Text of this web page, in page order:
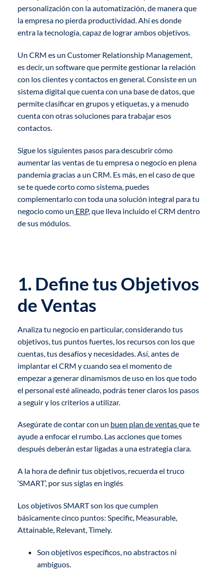
personalización con la automatización, de manera que
la empresa no pierda productividad. Ahí es donde
entra la tecnología, capaz de lograr ambos objetivos.
Un CRM es un Customer Relationship Management,
es decir, un software que permite gestionar la relación
con los clientes y contactos en general. Consiste en un
sistema digital que cuenta con una base de datos, que
permite clasificar en grupos y etiquetas, y a menudo
cuenta con otras soluciones para trabajar esos
contactos.
Sigue los siguientes pasos para descubrir cómo
aumentar las ventas de tu empresa o negocio en plena
pandemia gracias a un CRM. Es más, en el caso de que
se te quede corto como sistema, puedes
complementarlo con toda una solución integral para tu
negocio como un ERP, que lleva incluido el CRM dentro
de sus módulos.
1. Define tus Objetivos
de Ventas
Analiza tu negocio en particular, considerando tus
objetivos, tus puntos fuertes, los recursos con los que
cuentas, tus desafíos y necesidades. Así, antes de
implantar el CRM y cuando sea el momento de
empezar a generar dinamismos de uso en los que todo
el personal esté alineado, podrás tener claros los pasos
a seguir y los criterios a utilizar.
Asegúrate de contar con un buen plan de ventasque te
ayude a enfocar el rumbo. Las acciones que tomes
después deberán estar ligadas a una estrategia clara.
A la hora de definir tus objetivos, recuerda el truco
‘SMART’, por sus siglas en inglés
Los objetivos SMART son los que cumplen
básicamente cinco puntos: Specific, Measurable,
Attainable, Relevant, Timely.
Son objetivos específicos, no abstractos ni
ambiguos.